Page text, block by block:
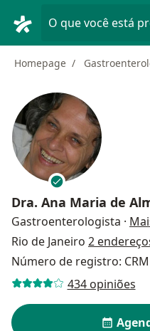
O que você está
Homepage
Dra. Ana Maria de
Gastroenterologista ·
Rio de Janeiro 2
Número de registro: CRM
434 opiniões